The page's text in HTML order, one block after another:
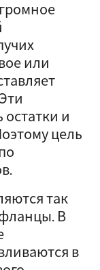
или
и
цель
так
В
в